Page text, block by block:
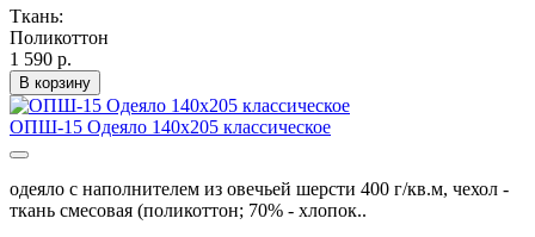
Ткань:
Поликоттон
1 590 р.
В корзину
ОПШ-15 Одеяло 140х205 классическое
одеяло с наполнителем из овечьей шерсти 400 г/кв.м, чехол -
ткань смесовая (поликоттон; 70% - хлопок..